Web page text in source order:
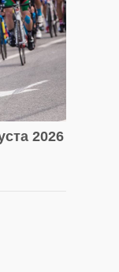
2026